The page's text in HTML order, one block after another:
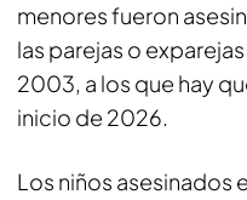
menores fueron
las parejas o
2003, a los que hay
inicio de 2026.
Los niños asesinados